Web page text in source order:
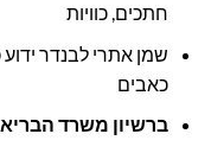
חתכים, כוויות
שמן אתרי לבנדר
כאבים
ברשיון משרד